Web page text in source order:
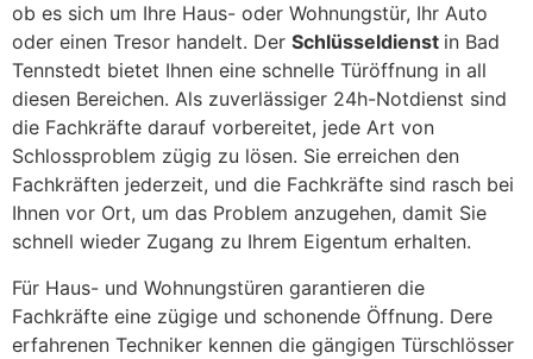
ob es sich um Ihre Haus- oder Wohnungstür, Ihr Auto
oder einen Tresor handelt. Der Schlüsseldienst in Bad
Tennstedt bietet Ihnen eine schnelle Türöffnung in all
diesen Bereichen. Als zuverlässiger 24h-Notdienst sind
die Fachkräfte darauf vorbereitet, jede Art von
Schlossproblem zügig zu lösen. Sie erreichen den
Fachkräften jederzeit, und die Fachkräfte sind rasch bei
Ihnen vor Ort, um das Problem anzugehen, damit Sie
schnell wieder Zugang zu Ihrem Eigentum erhalten.
Für Haus- und Wohnungstüren garantieren die
Fachkräfte eine zügige und schonende Öffnung. Dere
erfahrenen Techniker kennen die gängigen Türschlösser